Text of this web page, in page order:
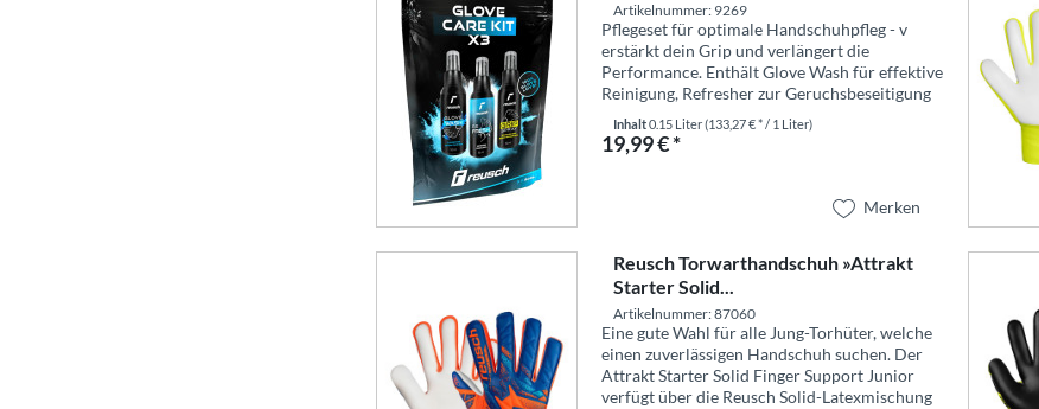
Artikelnummer: 9269
Pflegeset für optimale Handschuhpfleg - v
erstärkt dein Grip und verlängert die
Performance. Enthält Glove Wash für effektive
Reinigung, Refresher zur Geruchsbeseitigung
und Grip Spray zur Griffverbesserung. Inhalt:
je 50 ml Reminder:...
Inhalt0.15 Liter(133,27 € * / 1 Liter)
19,99 € *
Merken
Reusch Torwarthandschuh »Attrakt
Starter Solid...
Artikelnummer: 87060
Eine gute Wahl für alle Jung-Torhüter, welche
einen zuverlässigen Handschuh suchen. Der
Attrakt Starter Solid Finger Support Junior
verfügt über die Reusch Solid-Latexmischung